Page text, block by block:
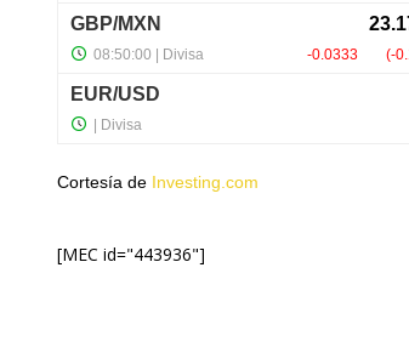
Cortesía de Investing.com
[MEC id="443936"]